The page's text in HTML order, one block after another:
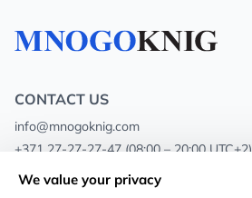
CONTACT US
info@mnogoknig.com
+371 27-27-27-47 (08:00 – 20:00 UTC+2)
Rīga, Augusta Deglava 69d, LV-1082
We value your privacy